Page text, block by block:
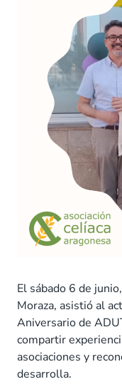
El sábado 6 de
Moraza, asistió al
Aniversario de
compartir
asociaciones y
desarrolla.